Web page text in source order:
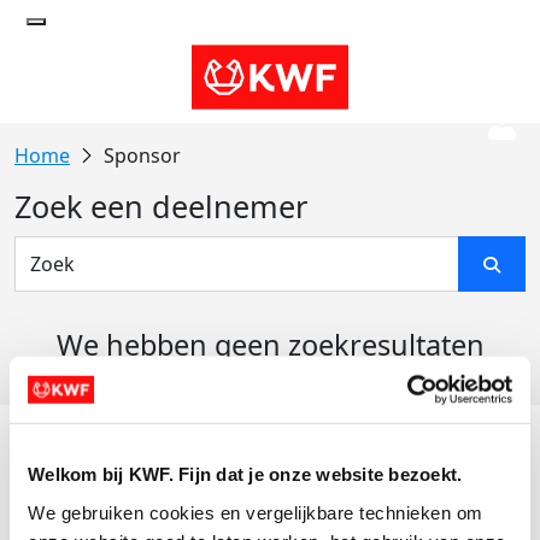
Welkom bij KWF. Fijn dat je onze website bezoekt.
We gebruiken cookies en vergelijkbare technieken om
Sponsor
Zoek een deelnemer
We hebben geen zoekresultaten
Actiematerialen
Evenementen